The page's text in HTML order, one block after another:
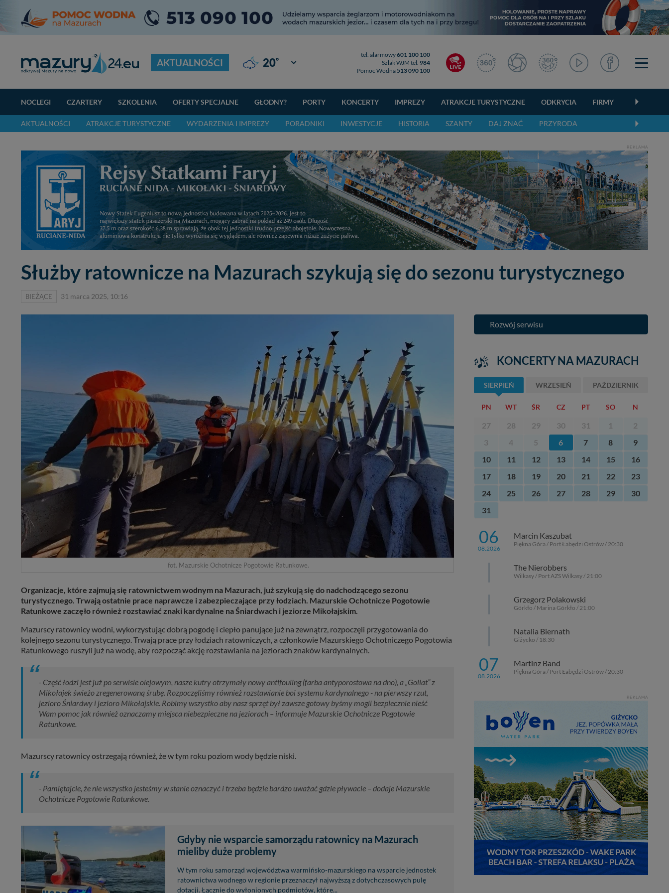
AKTUALNOŚCI 20° Giżycko
tel. alarmowy601 100 100
Szlak WJM tel. 984
Pomoc Wodna 513 090 100
NOCLEGI CZARTERY SZKOLENIA OFERTY SPECJALNE GŁODNY? PORTY KONCERTY IMPREZY ATRAKCJE TURYSTYCZNE ODKRYCIA FIRMY
AKTUALNOŚCI ATRAKCJE TURYSTYCZNE WYDARZENIA I IMPREZY PORADNIKI INWESTYCJE HISTORIA SZANTY DAJ ZNAĆ PRZYRODA
REKLAMA
Służby ratownicze na Mazurach szykują się do sezonu turystycznego
BIEŻĄCE 31 marca 2025, 10:16
fot. Mazurskie Ochotnicze Pogotowie Ratunkowe.
Organizacje, które zajmują się ratownictwem wodnym na Mazurach, już szykują się do nadchodzącego sezonu
turystycznego. Trwają ostatnie prace naprawcze i zabezpieczające przy łodziach. Mazurskie Ochotnicze Pogotowie
Ratunkowe zaczęło również rozstawiać znaki kardynalne na Śniardwach i jeziorze Mikołajskim.
Mazurscy ratownicy wodni, wykorzystując dobrą pogodę i ciepło panujące już na zewnątrz, rozpoczęli przygotowania do
kolejnego sezonu turystycznego. Trwają prace przy łodziach ratowniczych, a członkowie Mazurskiego Ochotniczego Pogotowia
Ratunkowego ruszyli już na wodę, aby rozpocząć akcję rozstawiania na jeziorach znaków kardynalnych.
- Część łodzi jest już po serwisie olejowym, nasze kutry otrzymały nowy antifouling (farba antyporostowa na dno), a „Goliat” z
Mikołajek świeżo zregenerowaną śrubę. Rozpoczęliśmy również rozstawianie boi systemu kardynalnego - na pierwszy rzut,
jezioro Śniardwy i jezioro Mikołajskie. Robimy wszystko aby nasz sprzęt był zawsze gotowy byśmy mogli bezpiecznie nieść
Wam pomoc jak również oznaczamy miejsca niebezpieczne na jeziorach – informuje Mazurskie Ochotnicze Pogotowie
Ratunkowe.
Mazurscy ratownicy ostrzegają również, że w tym roku poziom wody będzie niski.
- Pamiętajcie, że nie wszystko jesteśmy w stanie oznaczyć i trzeba będzie bardzo uważać gdzie pływacie – dodaje Mazurskie
Ochotnicze Pogotowie Ratunkowe.
Gdyby nie wsparcie samorządu ratownicy na Mazurach
mieliby duże problemy
W tym roku samorząd województwa warmińsko-mazurskiego na wsparcie jednostek
ratownictwa wodnego w regionie przeznaczył najwyższą z dotychczasowych pulę
dotacji. Łącznie do wyłonionych podmiotów, które...
Rozwój serwisu
KONCERTY NA MAZURACH
SIERPIEŃ WRZESIEŃ PAŹDZIERNIK
PN WT ŚR CZ PT SO N
27 28 29 30 31 1
2
3
4 5 6 7 8
9
10
11 12 13 14 15
16
17
18 19 20 21 22
23
24
25 26 27 28 29
30
31
06
08.2026
Marcin Kaszubat
Piękna Góra / Port Łabędzi Ostrów / 20:30
The Nierobbers
Wilkasy / Port AZS Wilkasy / 21:00
Grzegorz Polakowski
Górkło / Marina Górkło / 21:00
Natalia Biernath
Giżycko / 18:30
07
08.2026
Martinz Band
Piękna Góra / Port Łabędzi Ostrów / 20:30
REKLAMA